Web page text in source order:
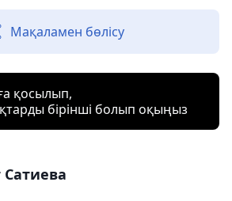
Мақаламен бөлісу
қосылып,
бірінші болып оқыңыз